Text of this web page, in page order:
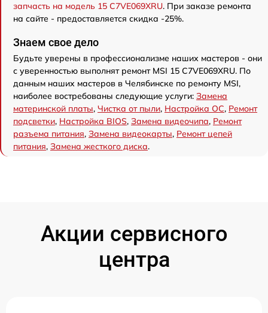
запчасть на модель 15 C7VE069XRU. При заказе ремонта
на сайте - предоставляется скидка -25%.
Знаем свое дело
Будьте уверены в профессионализме наших мастеров - они
с уверенностью выполнят ремонт MSI 15 C7VE069XRU. По
данным наших мастеров в Челябинске по ремонту MSI,
наиболее востребованы следующие услуги: Замена
материнской платы, Чистка от пыли, Настройка ОС, Ремонт
подсветки, Настройка BIOS, Замена видеочипа, Ремонт
разъема питания, Замена видеокарты, Ремонт цепей
питания, Замена жесткого диска.
Акции сервисного
центра